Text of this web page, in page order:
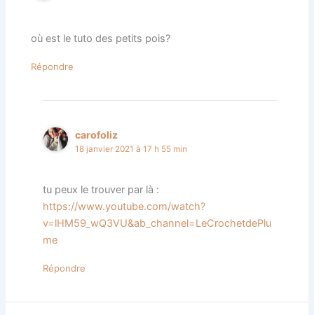
où est le tuto des petits pois?
Répondre
carofoliz
18 janvier 2021 à 17 h 55 min
tu peux le trouver par là :
https://www.youtube.com/watch?
v=lHM59_wQ3VU&ab_channel=LeCrochetdePlu
me
Répondre